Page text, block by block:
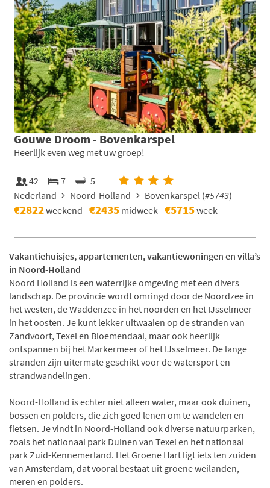
Gouwe Droom - Bovenkarspel
Heerlijk even weg met uw groep!
42 7
5
Nederland
Noord-Holland Bovenkarspel (#5743)
€2822weekend €2435 midweek €5715week
Vakantiehuisjes, appartementen, vakantiewoningen en villa’s
in Noord-Holland
Noord Holland is een waterrijke omgeving met een divers
landschap. De provincie wordt omringd door de Noordzee in
het westen, de Waddenzee in het noorden en het IJsselmeer
in het oosten. Je kunt lekker uitwaaien op de stranden van
Zandvoort, Texel en Bloemendaal, maar ook heerlijk
ontspannen bij het Markermeer of het IJsselmeer. De lange
stranden zijn uitermate geschikt voor de watersport en
strandwandelingen.
Noord-Holland is echter niet alleen water, maar ook duinen,
bossen en polders, die zich goed lenen om te wandelen en
fietsen. Je vindt in Noord-Holland ook diverse natuurparken,
zoals het nationaal park Duinen van Texel en het nationaal
park Zuid-Kennemerland. Het Groene Hart ligt iets ten zuiden
van Amsterdam, dat vooral bestaat uit groene weilanden,
meren en polders.